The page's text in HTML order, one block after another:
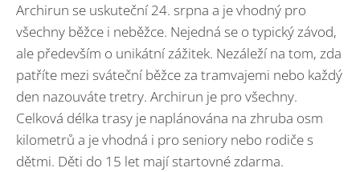
Archirun se uskuteční 24. srpna a je vhodný pro
všechny běžce i neběžce. Nejedná se o typický závod,
ale především o unikátní zážitek. Nezáleží na tom, zda
patříte mezi sváteční běžce za tramvajemi nebo každý
den nazouváte tretry. Archirun je pro všechny.
Celková délka trasy je naplánována na zhruba osm
kilometrů a je vhodná i pro seniory nebo rodiče s
dětmi. Děti do 15 let mají startovné zdarma.